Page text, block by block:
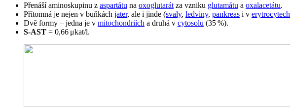
Přenáší aminoskupinu z aspartátu na oxoglutarát za vzniku glutamátu a oxalacetátu.
Přítomná je nejen v buňkách jater, ale i jinde (svaly, ledviny, pankreas i v erytrocytech
Dvě formy – jedna je v mitochondriích a druhá v cytosolu (35 %).
S-AST = 0,66 μkat/l.